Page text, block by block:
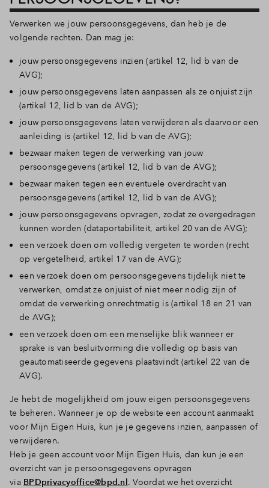
Verwerken we jouw persoonsgegevens, dan heb je de
volgende rechten. Dan mag je:
jouw persoonsgegevens inzien (artikel 12, lid b van de
AVG);
jouw persoonsgegevens laten aanpassen als ze onjuist zijn
(artikel 12, lid b van de AVG);
jouw persoonsgegevens laten verwijderen als daarvoor een
aanleiding is (artikel 12, lid b van de AVG);
bezwaar maken tegen de verwerking van jouw
persoonsgegevens (artikel 12, lid b van de AVG);
bezwaar maken tegen een eventuele overdracht van
persoonsgegevens (artikel 12, lid b van de AVG);
jouw persoonsgegevens opvragen, zodat ze overgedragen
kunnen worden (dataportabiliteit, artikel 20 van de AVG);
een verzoek doen om volledig vergeten te worden (recht
op vergetelheid, artikel 17 van de AVG);
een verzoek doen om persoonsgegevens tijdelijk niet te
verwerken, omdat ze onjuist of niet meer nodig zijn of
omdat de verwerking onrechtmatig is (artikel 18 en 21 van
de AVG);
een verzoek doen om een menselijke blik wanneer er
sprake is van besluitvorming die volledig op basis van
geautomatiseerde gegevens plaatsvindt (artikel 22 van de
AVG).
Je hebt de mogelijkheid om jouw eigen persoonsgegevens
te beheren. Wanneer je op de website een account aanmaakt
voor Mijn Eigen Huis, kun je je gegevens inzien, aanpassen of
verwijderen.
Heb je geen account voor Mijn Eigen Huis, dan kun je een
overzicht van je persoonsgegevens opvragen
via BPDprivacyoffice@bpd.nl. Voordat we het overzicht